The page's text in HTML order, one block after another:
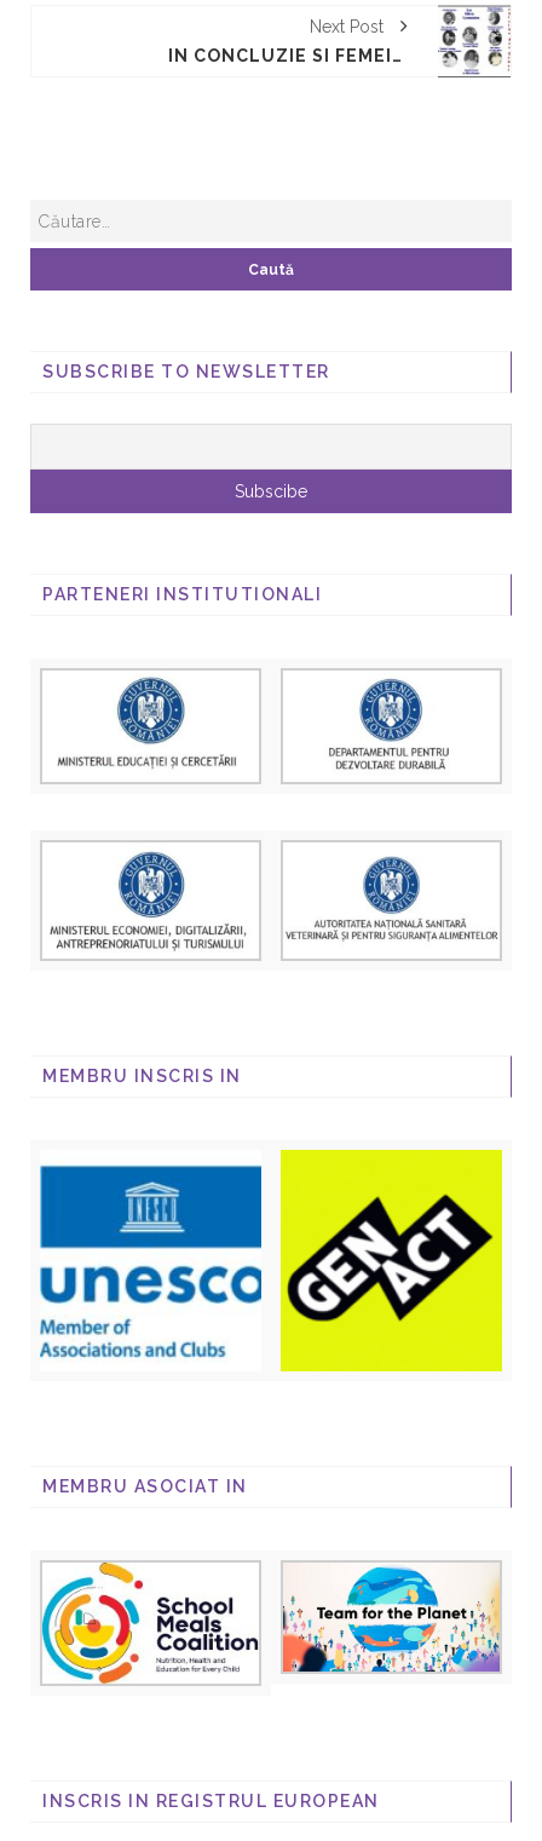
Next Post
IN CONCLUZIE SI FEMEIA ESTE VIITORUL IN GASTRONOMIE
SUBSCRIBE TO NEWSLETTER
PARTENERI INSTITUTIONALI
MEMBRU INSCRIS IN
MEMBRU ASOCIAT IN
INSCRIS IN REGISTRUL EUROPEAN